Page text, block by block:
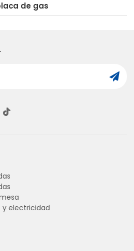
de gas
y electricidad